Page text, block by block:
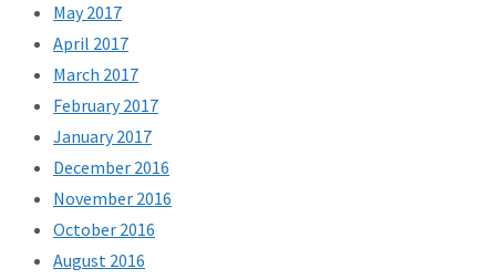
May 2017
April 2017
March 2017
February 2017
January 2017
December 2016
November 2016
October 2016
August 2016